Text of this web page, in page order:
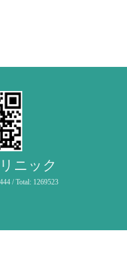
ニック
/ Total: 1269523